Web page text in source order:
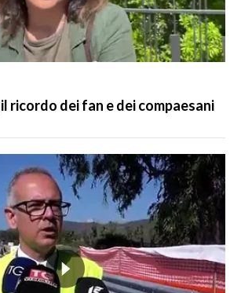
ricordo dei fan e dei compaesani